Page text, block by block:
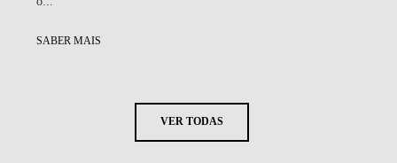
SABER MAIS
VER TODAS